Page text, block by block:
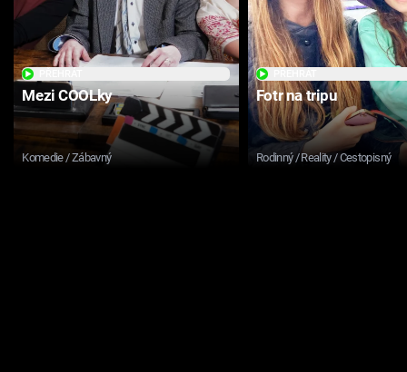
Mezi COOLky
Komedie / Zábavný
Fotr na tripu
Rodinný / Reality / Cestopisný